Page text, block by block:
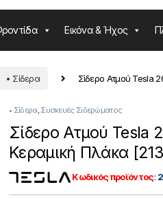
Εικόνα & Ήχος
• Σίδερα Σίδερο Ατμού Tesla
• Σίδερα, Συσκευές Σιδερώματος
Σίδερο Ατμού Tesla
Κεραμική Πλάκα
Κωδικός προϊόντος: